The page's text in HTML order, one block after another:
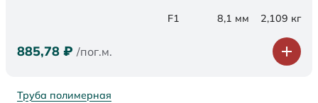
F1 8,1 мм 2,109 кг
885,78 ₽ /пог.м.
Труба полимерная